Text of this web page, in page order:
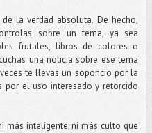
la verdad absoluta. De hecho,
sobre un tema, ya sea
frutales, libros de colores o
una noticia sobre ese tema
te llevas un soponcio por la
por el uso interesado y retorcido
más inteligente, ni más culto que